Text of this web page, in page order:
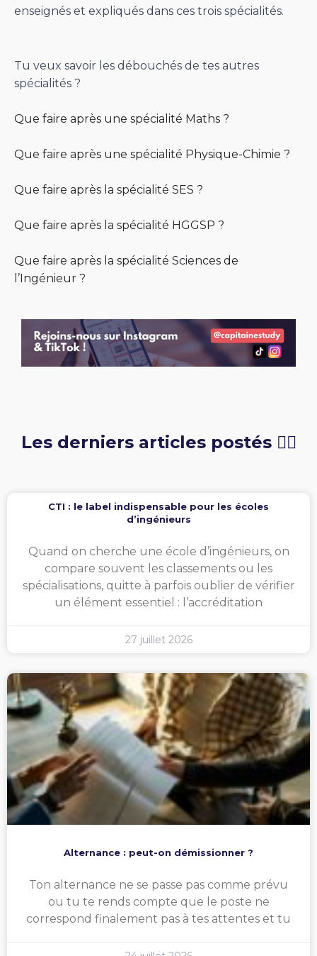
enseignés et expliqués dans ces trois spécialités.
Tu veux savoir les débouchés de tes autres
spécialités ?
Que faire après une spécialité Maths ?
Que faire après une spécialité Physique-Chimie ?
Que faire après la spécialité SES ?
Que faire après la spécialité HGGSP ?
Que faire après la spécialité Sciences de
l’Ingénieur ?
Les derniers articles postés 👇🏻
CTI : le label indispensable pour les écoles
d’ingénieurs
Quand on cherche une école d’ingénieurs, on
compare souvent les classements ou les
spécialisations, quitte à parfois oublier de vérifier
un élément essentiel : l’accréditation
27 juillet 2026
Alternance : peut-on démissionner ?
Ton alternance ne se passe pas comme prévu
ou tu te rends compte que le poste ne
correspond finalement pas à tes attentes et tu